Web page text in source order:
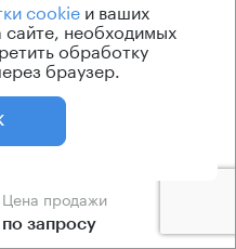
Цена продажи
по запросу
cookieи ваших
сайте, необходимых
обработку
браузер.